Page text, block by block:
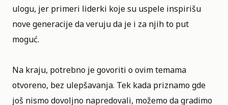
ulogu, jer primeri liderki koje su uspele inspirišu
nove generacije da veruju da je i za njih to put
moguć.
Na kraju, potrebno je govoriti o ovim temama
otvoreno, bez ulepšavanja. Tek kada priznamo gde
još nismo dovoljno napredovali, možemo da gradimo